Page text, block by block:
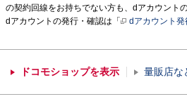
の契約回線をお持ちでない方も、dアカウント
dアカウントの発行・確認は「
dアカウント発
ドコモショップを表示 量販店な